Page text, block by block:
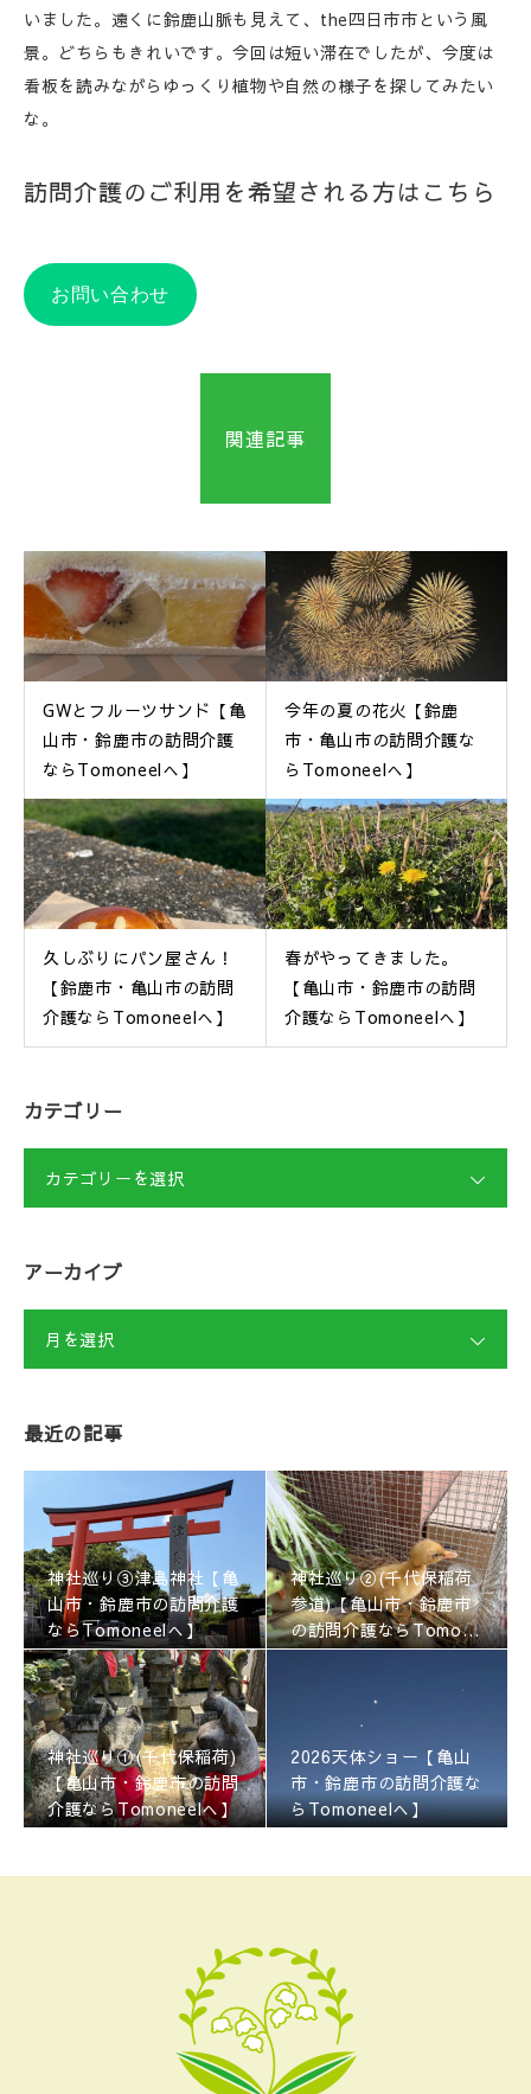
いました。遠くに鈴鹿山脈も見えて、the四日市市という風
景。どちらもきれいです。今回は短い滞在でしたが、今度は
看板を読みながらゆっくり植物や自然の様子を探してみたい
な。
訪問介護のご利用を希望される方はこちら
お問い合わせ
関連記事
GWとフルーツサンド【亀
山市・鈴鹿市の訪問介護
ならTomoneelへ】
今年の夏の花火【鈴鹿
市・亀山市の訪問介護な
らTomoneelへ】
久しぶりにパン屋さん！
【鈴鹿市・亀山市の訪問
介護ならTomoneelへ】
春がやってきました。
【亀山市・鈴鹿市の訪問
介護ならTomoneelへ】
カテゴリー
カテゴリーを選択
アーカイブ
月を選択
最近の記事
神社巡り③津島神社【亀
山市・鈴鹿市の訪問介護
ならTomoneelへ】
神社巡り②(千代保稲荷
参道)【亀山市・鈴鹿市
の訪問介護ならTomone
elへ】
神社巡り①(千代保稲荷)
【亀山市・鈴鹿市の訪問
介護ならTomoneelへ】
2026天体ショー【亀山
市・鈴鹿市の訪問介護な
らTomoneelへ】